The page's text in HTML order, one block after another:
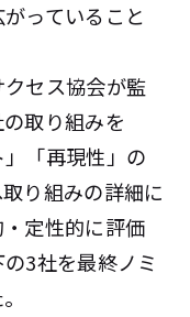
っていること
セス協会が監
取り組みを
」「再現性」の
り組みの詳細に
定性的に評価
3社を最終ノミ